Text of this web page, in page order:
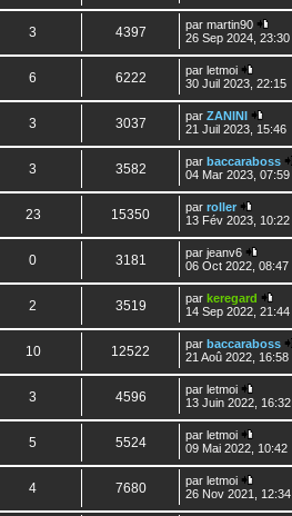
3 4397 parmartin90
26 Sep 2024, 23:30
6 6222 parletmoi
30 Juil 2023, 22:15
3 3037 parZANINI
21 Juil 2023, 15:46
3 3582 parbaccaraboss
04 Mar 2023, 07:59
23 15350 parroller
13 Fév 2023, 10:22
0 3181 parjeanv6
06 Oct 2022, 08:47
2 3519 parkeregard
14 Sep 2022, 21:44
10 12522 parbaccaraboss
21 Aoû 2022, 16:58
3 4596 parletmoi
13 Juin 2022, 16:32
5 5524 parletmoi
09 Mai 2022, 10:42
4 7680 parletmoi
26 Nov 2021, 12:34